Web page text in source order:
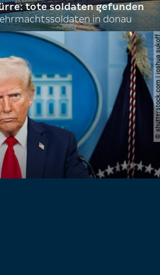
tote soldaten gefunden
in donau
©